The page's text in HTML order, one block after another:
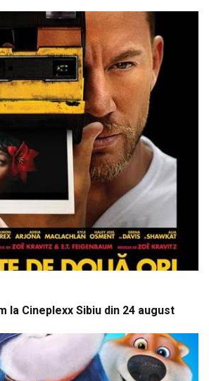
la Cineplexx Sibiu din 24 august